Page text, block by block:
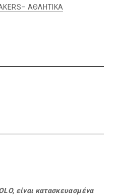
ΑΘΛΗΤΙΚΑ
είναι κατασκευασμένα